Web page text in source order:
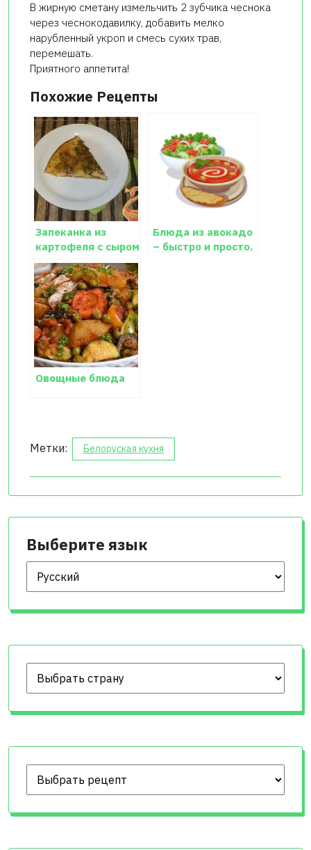
В жирную сметану измельчить 2 зубчика чеснока
через чеснокодавилку, добавить мелко
нарубленный укроп и смесь сухих трав,
перемешать.
Приятного аппетита!
Похожие Рецепты
Запеканка из
картофеля с сыром
Блюда из авокадо
– быстро и просто.
Овощные блюда
Метки: Белоруская кухня
Выберите язык
Выберите язык